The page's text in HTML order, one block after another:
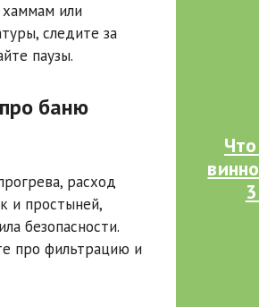
или
следите за
паузы.
баню
расход
и простыней,
безопасности.
про фильтрацию и